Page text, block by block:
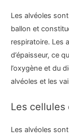
Les alvéoles
ballon et
respiratoire. Les
d’épaisseur, ce
l’oxygène et du
alvéoles et les
Les cellules
Les alvéoles